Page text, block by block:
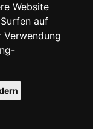
Website
auf
Verwendung